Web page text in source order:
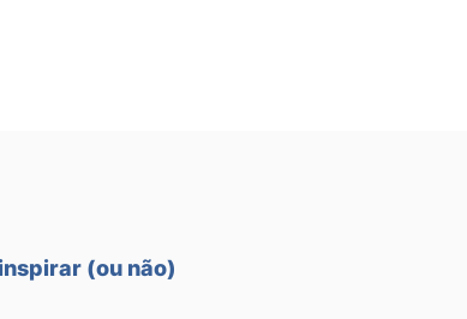
(ou não)